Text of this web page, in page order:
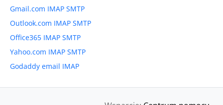
Gmail.com IMAP SMTP
Outlook.com IMAP SMTP
Office365 IMAP SMTP
Yahoo.com IMAP SMTP
Godaddy email IMAP